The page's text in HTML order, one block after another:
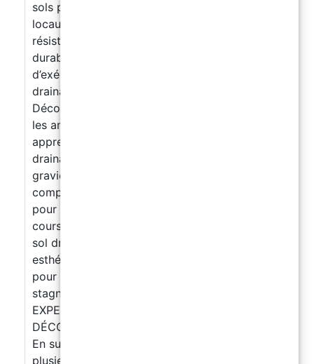
sols pour garages, ateliers, entrepôts et
locaux industriels
résistante et adaptée aux projets où la
durabilité, la résistance à l’usure et la rapidité
d’exécution sont prioritaires. Partie 2 – Sol
drainant extérieur en graviers et résine
Découvrez une technique très demandée pour
les aménagements extérieurs. Vous
apprendrez les bases de la réalisation d’un sol
drainant : préparation du support mélange des
graviers et de la résine application,
compactage et nivellement finitions conseils
pour les zones extérieures : terrasses, allées,
cours, parkings, jardins et bords de piscine Le
sol drainant est une solution moderne,
esthétique, antidérapante et durable, conçue
pour laisser passer l’eau et limiter les
stagnations.
EXPERT DANS LES SOLS EN RÉSINE
DÉCORATIFS, TECHNIQUES ET EXTÉRIEURS
En suivant les deux journées, vous maîtrisez
plusieurs technologies complémentaires et